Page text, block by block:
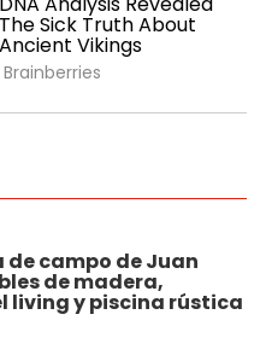
de campo de Juan
de madera,
living y piscina rústica